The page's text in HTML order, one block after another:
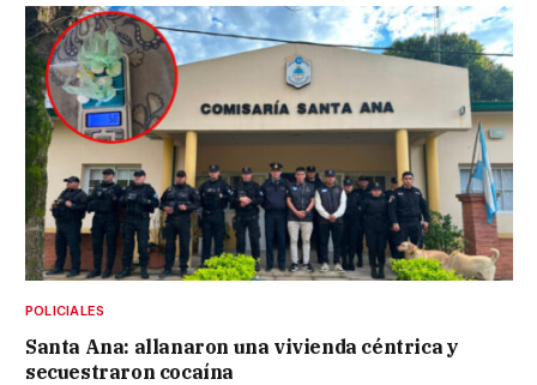
POLICIALES
Santa Ana: allanaron una vivienda céntrica y
secuestraron cocaína